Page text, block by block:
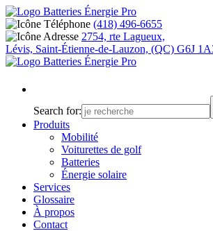
(418) 496-6655
2754, rte Lagueux,
Lévis, Saint-Étienne-de-Lauzon, (QC) G6J
Search for:
Produits
Mobilité
Voiturettes de golf
Batteries
Énergie solaire
Services
Glossaire
À propos
Contact